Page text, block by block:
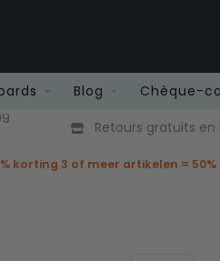
Blog Chèque-
Retours gratuits en
korting 3 of meer artikelen =